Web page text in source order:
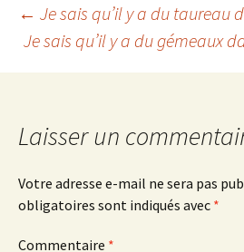
Navigation
des
articles
← Je sais qu’il y a du taureau
Je sais qu’il y a du gémeaux
Laisser un
Votre adresse e-mail ne sera pas
obligatoires sont indiqués avec *
Commentaire *